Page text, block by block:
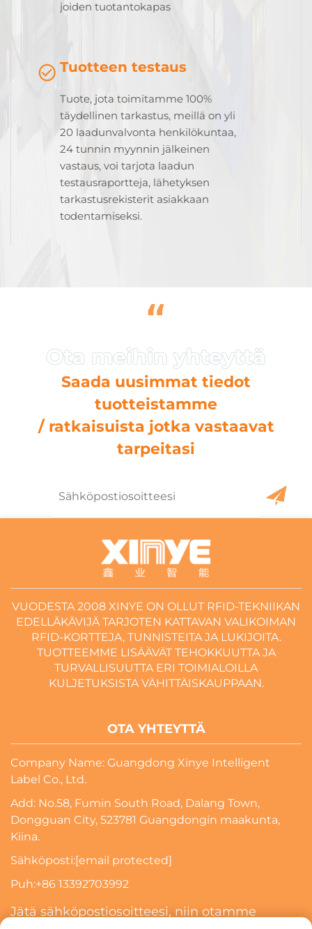
joiden tuotantokapas
Tuotteen testaus
Tuote, jota toimitamme 100%
täydellinen tarkastus, meillä on yli
20 laadunvalvonta henkilökuntaa,
24 tunnin myynnin jälkeinen
vastaus, voi tarjota laadun
testausraportteja, lähetyksen
tarkastusrekisterit asiakkaan
todentamiseksi.
“
Saada uusimmat tiedot
tuotteistamme
/ ratkaisuista jotka vastaavat
tarpeitasi
VUODESTA 2008 XINYE ON OLLUT RFID-TEKNIIKAN
EDELLÄKÄVIJÄ TARJOTEN KATTAVAN VALIKOIMAN
RFID-KORTTEJA, TUNNISTEITA JA LUKIJOITA.
TUOTTEEMME LISÄÄVÄT TEHOKKUUTTA JA
TURVALLISUUTTA ERI TOIMIALOILLA
KULJETUKSISTA VÄHITTÄISKAUPPAAN.
OTA YHTEYTTÄ
Company Name: Guangdong Xinye Intelligent
Label Co., Ltd.
Add: No.58, Fumin South Road, Dalang Town,
Dongguan City, 523781 Guangdongin maakunta,
Kiina.
Sähköposti:[email protected]
Puh:+86 13392703992
Jätä sähköpostiosoitteesi, niin otamme